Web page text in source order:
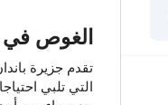
الغوص في
تقدم جزيرة
التي تلبي